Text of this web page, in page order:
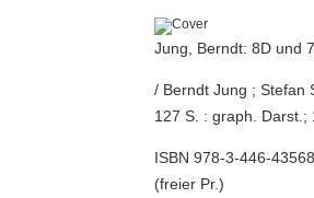
Jung, Berndt: 8D und
/ Berndt Jung ; Stefan
127 S. : graph. Darst.;
ISBN 978-3-446-
(freier Pr.)